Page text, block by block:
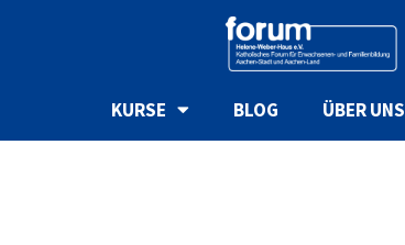
KURSE BLOG ÜBER UNS